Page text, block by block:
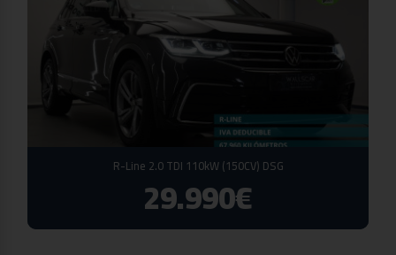
R-Line 2.0 TDI 110kW (150CV) DSG
29.990€